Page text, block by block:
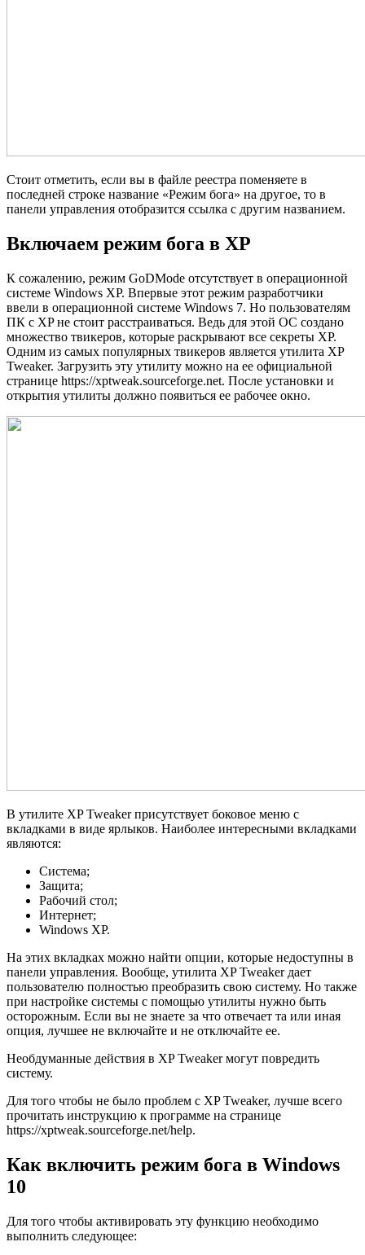
Стоит отметить, если вы в файле реестра поменяете в
последней строке название «Режим бога» на другое, то в
панели управления отобразится ссылка с другим названием.
Включаем режим бога в XP
К сожалению, режим GoDMode отсутствует в операционной
системе Windows XP. Впервые этот режим разработчики
ввели в операционной системе Windows 7. Но пользователям
ПК с XP не стоит расстраиваться. Ведь для этой ОС создано
множество твикеров, которые раскрывают все секреты XP.
Одним из самых популярных твикеров является утилита XP
Tweaker. Загрузить эту утилиту можно на ее официальной
странице https://xptweak.sourceforge.net. После установки и
открытия утилиты должно появиться ее рабочее окно.
В утилите XP Tweaker присутствует боковое меню с
вкладками в виде ярлыков. Наиболее интересными вкладками
являются:
Система;
Защита;
Рабочий стол;
Интернет;
Windows XP.
На этих вкладках можно найти опции, которые недоступны в
панели управления. Вообще, утилита XP Tweaker дает
пользователю полностью преобразить свою систему. Но также
при настройке системы с помощью утилиты нужно быть
осторожным. Если вы не знаете за что отвечает та или иная
опция, лучшее не включайте и не отключайте ее.
Необдуманные действия в XP Tweaker могут повредить
систему.
Для того чтобы не было проблем с XP Tweaker, лучше всего
прочитать инструкцию к программе на странице
https://xptweak.sourceforge.net/help.
Как включить режим бога в Windows
10
Для того чтобы активировать эту функцию необходимо
выполнить следующее: